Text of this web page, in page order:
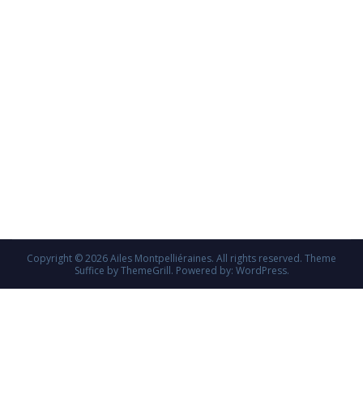
Copyright © 2026Ailes Montpelliéraines. All rights reserved. Theme
Suffice by ThemeGrill. Powered by: WordPress.